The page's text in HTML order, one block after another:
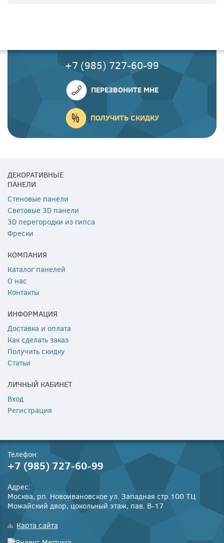
+7 (985) 727-60-99
ПЕРЕЗВОНИТЕ МНЕ
ПОЛУЧИТЬ СКИДКУ
ДЕКОРАТИВНЫЕ
ПАНЕЛИ
Стеновые панели
Световые 3D панели
3D перегородки из гипса
Фрески
КОМПАНИЯ
Каталог панелей
О нас
Контакты
ИНФОРМАЦИЯ
Доставка и оплата
Как сделать заказ
Получить скидку
Статьи
ЛИЧНЫЙ КАБИНЕТ
Вход
Регистрация
Телефон:
+7 (985) 727-60-99
Адрес:
Москва, рп. Новоивановское ул. Западная стр.100 ТЦ
Можайский двор, цокольный этаж, пав. В-17
Карта сайта